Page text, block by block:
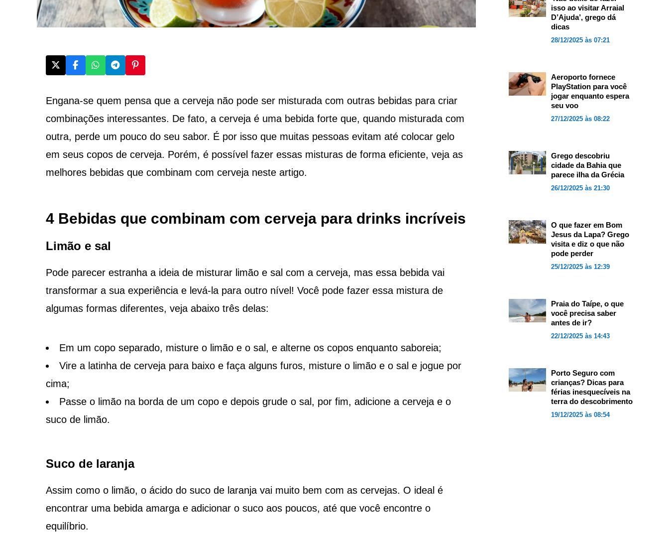
Engana-se quem pensa que a cerveja não pode ser misturada com outras bebidas para criar
combinações interessantes. De fato, a cerveja é uma bebida forte que, quando misturada com
outra, perde um pouco do seu sabor. É por isso que muitas pessoas evitam até colocar gelo
em seus copos de cerveja. Porém, é possível fazer essas misturas de forma eficiente, veja as
melhores bebidas que combinam com cerveja neste artigo.
4 Bebidas que combinam com cerveja para drinks incríveis
Limão e sal
Pode parecer estranha a ideia de misturar limão e sal com a cerveja, mas essa bebida vai
transformar a sua experiência e levá-la para outro nível! Você pode fazer essa mistura de
algumas formas diferentes, veja abaixo três delas:
Em um copo separado, misture o limão e o sal, e alterne os copos enquanto saboreia;
Vire a latinha de cerveja para baixo e faça alguns furos, misture o limão e o sal e jogue por
cima;
Passe o limão na borda de um copo e depois grude o sal, por fim, adicione a cerveja e o
suco de limão.
Suco de laranja
Assim como o limão, o ácido do suco de laranja vai muito bem com as cervejas. O ideal é
encontrar uma bebida amarga e adicionar o suco aos poucos, até que você encontre o
equilíbrio.
isso ao visitar Arraial
D’Ajuda’, grego dá
dicas
28/12/2025 às 07:21
Aeroporto fornece
PlayStation para você
jogar enquanto espera
seu voo
27/12/2025 às 08:22
Grego descobriu
cidade da Bahia que
parece ilha da Grécia
26/12/2025 às 21:30
O que fazer em Bom
Jesus da Lapa? Grego
visita e diz o que não
pode perder
25/12/2025 às 12:39
Praia do Taípe, o que
você precisa saber
antes de ir?
22/12/2025 às 14:43
Porto Seguro com
crianças? Dicas para
férias inesquecíveis na
terra do descobrimento
19/12/2025 às 08:54